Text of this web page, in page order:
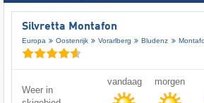
Silvretta Montafon
Europa Oostenrijk Vorarlberg Bludenz
Weer in
vandaag morgen